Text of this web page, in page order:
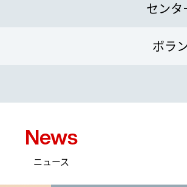
センタ
ボラ
News
ニュース